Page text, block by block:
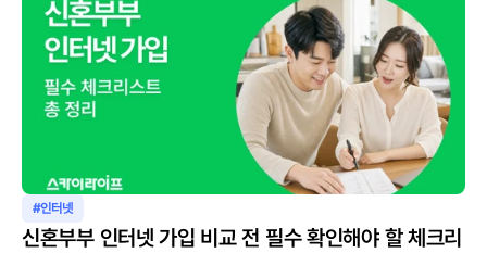
#인터넷
신혼부부 인터넷 가입 비교 전 필수 확인해야 할 체크리